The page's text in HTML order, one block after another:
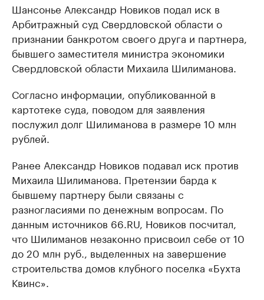
Шансонье Александр Новиков подал иск в
Арбитражный суд Свердловской области о
признании банкротом своего друга и партнера,
бывшего заместителя министра экономики
Свердловской области Михаила Шилиманова​.
Согласно информации, опубликованной в
картотеке суда, поводом для заявления
послужил долг Шилиманова в размере 10 млн
рублей.
Ранее Александр Новиков подавал иск против
Михаила Шилиманова. Претензии барда к
бывшему партнеру были связаны с
разногласиями по денежным вопросам. По
данным источников 66.RU, Новиков посчитал,
что Шилиманов незаконно присвоил себе от 10
до 20 млн руб., выделенных на завершение
строительства домов клубного поселка «Бухта
Квинс».